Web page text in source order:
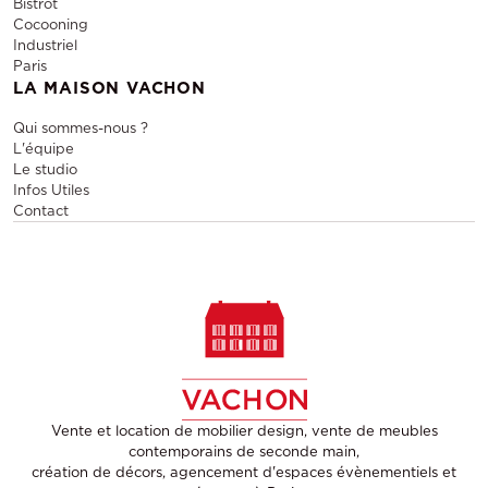
Bistrot
Cocooning
Industriel
Paris
LA MAISON VACHON
Qui sommes-nous ?
L'équipe
Le studio
Infos Utiles
Contact
Vente et location de mobilier design, vente de meubles
contemporains de seconde main,
création de décors, agencement d'espaces évènementiels et